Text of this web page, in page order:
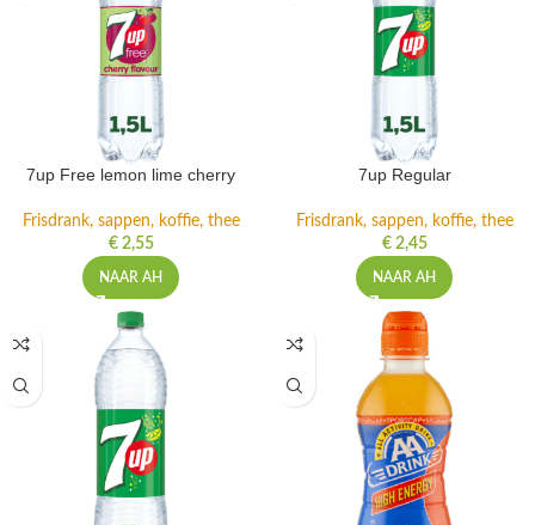
7up Free lemon lime cherry
Frisdrank, sappen, koffie, thee
€2,55
NAAR AH
7up Regular
Frisdrank, sappen, koffie, thee
€2,45
NAAR AH